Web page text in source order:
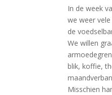
In de week
we weer
de
We willen
blik, koffie,
Misschien